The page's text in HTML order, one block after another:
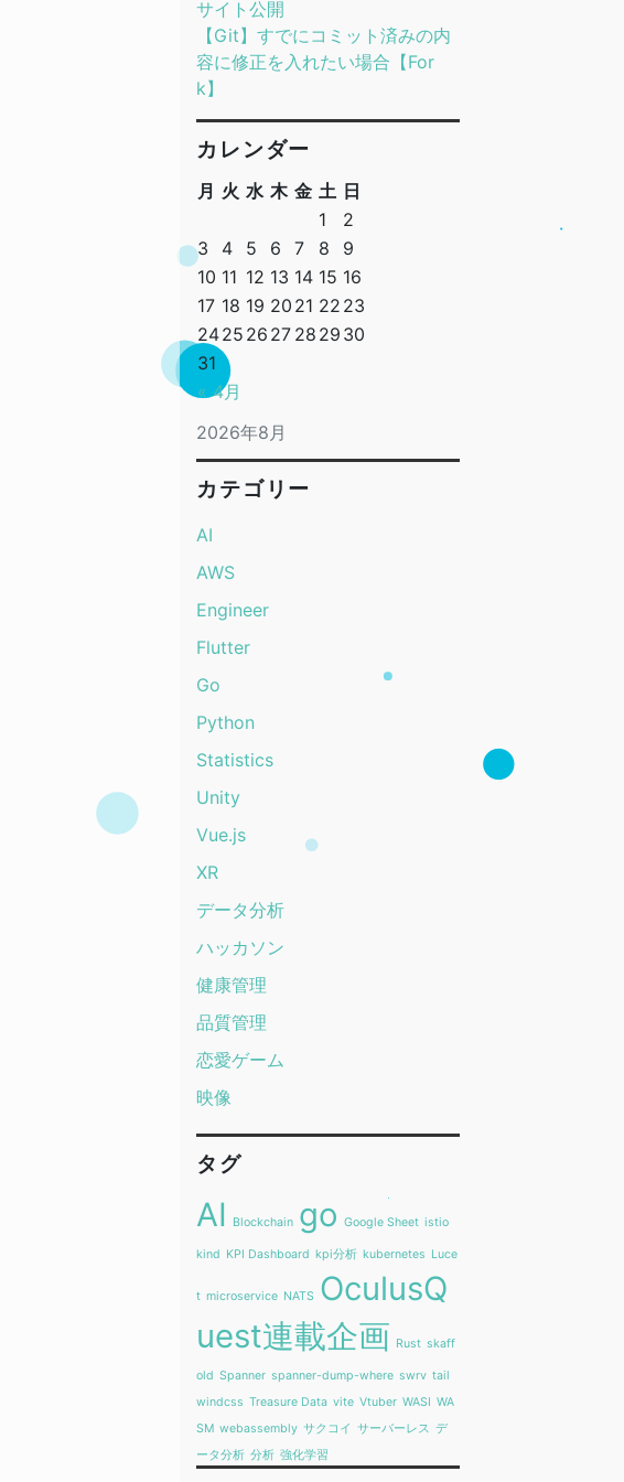
サイト公開
【Git】すでにコミット済みの内
容に修正を入れたい場合【For
k】
カレンダー
2026年8月
月 火 水 木 金 土 日
« 4月
1
2
3
4 5 6 7 8
9
10 11 12 13 14 15 16
17 18 19 20 21 22 23
2425 26 27 28 29 30
31
カテゴリー
AI
AWS
Engineer
Flutter
Go
Python
Statistics
Unity
Vue.js
XR
データ分析
ハッカソン
健康管理
品質管理
恋愛ゲーム
映像
タグ
AI Blockchain go Google Sheet istio
kind KPI Dashboard kpi分析 kubernetes Luce
t microservice NATS OculusQ
uest連載企画 Rust skaff
old Spanner spanner-dump-where swrv tail
windcss Treasure Data vite Vtuber WASI WA
SM webassembly サクコイ サーバーレス デ
ータ分析 分析 強化学習